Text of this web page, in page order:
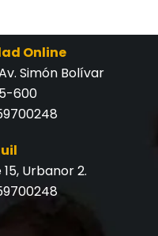
Online
Simón Bolívar
600
Urbanor 2.